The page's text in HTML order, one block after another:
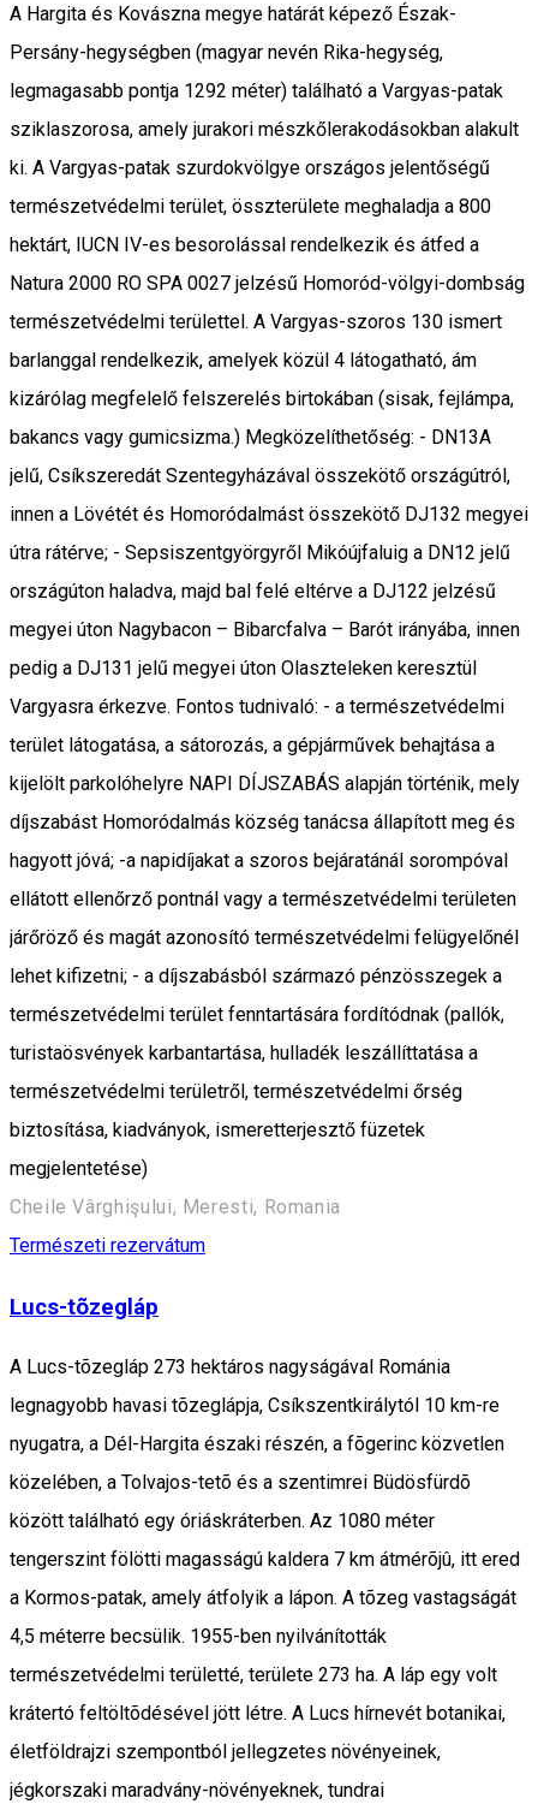
A Hargita és Kovászna megye határát képező Észak-
Persány-hegységben (magyar nevén Rika-hegység,
legmagasabb pontja 1292 méter) található a Vargyas-patak
sziklaszorosa, amely jurakori mészkőlerakodásokban alakult
ki. A Vargyas-patak szurdokvölgye országos jelentőségű
természetvédelmi terület, összterülete meghaladja a 800
hektárt, IUCN IV-es besorolással rendelkezik és átfed a
Natura 2000 RO SPA 0027 jelzésű Homoród-völgyi-dombság
természetvédelmi területtel. A Vargyas-szoros 130 ismert
barlanggal rendelkezik, amelyek közül 4 látogatható, ám
kizárólag megfelelő felszerelés birtokában (sisak, fejlámpa,
bakancs vagy gumicsizma.) Megközelíthetőség: - DN13A
jelű, Csíkszeredát Szentegyházával összekötő országútról,
innen a Lövétét és Homoródalmást összekötő DJ132 megyei
útra rátérve; - Sepsiszentgyörgyről Mikóújfaluig a DN12 jelű
országúton haladva, majd bal felé eltérve a DJ122 jelzésű
megyei úton Nagybacon – Bibarcfalva – Barót irányába, innen
pedig a DJ131 jelű megyei úton Olaszteleken keresztül
Vargyasra érkezve. Fontos tudnivaló: - a természetvédelmi
terület látogatása, a sátorozás, a gépjárművek behajtása a
kijelölt parkolóhelyre NAPI DÍJSZABÁS alapján történik, mely
díjszabást Homoródalmás község tanácsa állapított meg és
hagyott jóvá; -a napidíjakat a szoros bejáratánál sorompóval
ellátott ellenőrző pontnál vagy a természetvédelmi területen
járőröző és magát azonosító természetvédelmi felügyelőnél
lehet kifizetni; - a díjszabásból származó pénzösszegek a
természetvédelmi terület fenntartására fordítódnak (pallók,
turistaösvények karbantartása, hulladék leszállíttatása a
természetvédelmi területről, természetvédelmi őrség
biztosítása, kiadványok, ismeretterjesztő füzetek
megjelentetése)
Cheile Vârghişului, Meresti, Romania
Természeti rezervátum
Lucs-tõzegláp
A Lucs-tõzegláp 273 hektáros nagyságával Románia
legnagyobb havasi tõzeglápja, Csíkszentkirálytól 10 km-re
nyugatra, a Dél-Hargita északi részén, a fõgerinc közvetlen
közelében, a Tolvajos-tetõ és a szentimrei Büdösfürdõ
között található egy óriáskráterben. Az 1080 méter
tengerszint fölötti magasságú kaldera 7 km átmérõjû, itt ered
a Kormos-patak, amely átfolyik a lápon. A tõzeg vastagságát
4,5 méterre becsülik. 1955-ben nyilvánították
természetvédelmi területté, területe 273 ha. A láp egy volt
krátertó feltöltõdésével jött létre. A Lucs hírnevét botanikai,
életföldrajzi szempontból jellegzetes növényeinek,
jégkorszaki maradvány-növényeknek, tundrai